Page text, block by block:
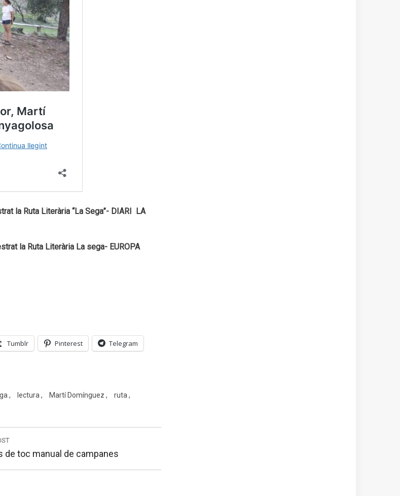
la Ruta Literària “La Sega”- DIARI LA
la Ruta Literària La sega- EUROPA
Tumblr Pinterest Telegram
lectura Martí Domínguez
ruta
de toc manual de campanes